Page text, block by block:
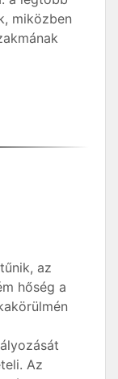
miközben
az
hőség a
Az